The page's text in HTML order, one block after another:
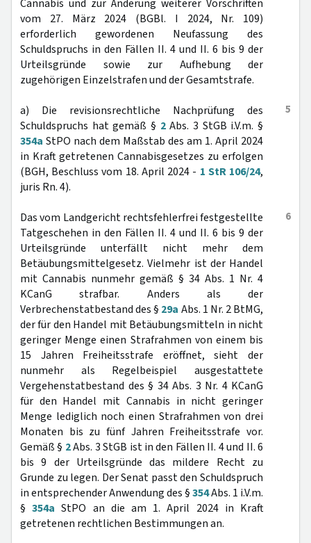
Cannabis und zur Änderung weiterer Vorschriften
vom 27. März 2024 (BGBl. I 2024, Nr. 109)
erforderlich gewordenen Neufassung des
Schuldspruchs in den Fällen II. 4 und II. 6 bis 9 der
Urteilsgründe sowie zur Aufhebung der
zugehörigen Einzelstrafen und der Gesamtstrafe.
5
a) Die revisionsrechtliche Nachprüfung des
Schuldspruchs hat gemäß § 2Abs. 3 StGB i.V.m. §
354a StPO nach dem Maßstab des am 1. April 2024
in Kraft getretenen Cannabisgesetzes zu erfolgen
(BGH, Beschluss vom 18. April 2024 - 1 StR 106/24,
juris Rn. 4).
6
Das vom Landgericht rechtsfehlerfrei festgestellte
Tatgeschehen in den Fällen II. 4 und II. 6 bis 9 der
Urteilsgründe unterfällt nicht mehr dem
Betäubungsmittelgesetz. Vielmehr ist der Handel
mit Cannabis nunmehr gemäß § 34 Abs. 1 Nr. 4
KCanG strafbar. Anders als der
Verbrechenstatbestand des § 29a Abs. 1 Nr. 2 BtMG,
der für den Handel mit Betäubungsmitteln in nicht
geringer Menge einen Strafrahmen von einem bis
15 Jahren Freiheitsstrafe eröffnet, sieht der
nunmehr als Regelbeispiel ausgestattete
Vergehenstatbestand des § 34 Abs. 3 Nr. 4 KCanG
für den Handel mit Cannabis in nicht geringer
Menge lediglich noch einen Strafrahmen von drei
Monaten bis zu fünf Jahren Freiheitsstrafe vor.
Gemäß § 2Abs. 3 StGB ist in den Fällen II. 4 und II. 6
bis 9 der Urteilsgründe das mildere Recht zu
Grunde zu legen. Der Senat passt den Schuldspruch
in entsprechender Anwendung des §354Abs. 1 i.V.m.
§354a StPO an die am 1. April 2024 in Kraft
getretenen rechtlichen Bestimmungen an.